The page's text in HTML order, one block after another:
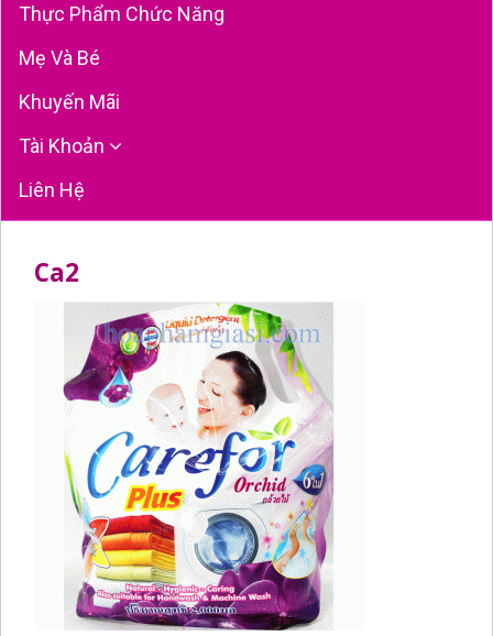
Thực Phẩm Chức Năng
Mẹ Và Bé
Khuyến Mãi
Tài Khoản
Liên Hệ
Ca2